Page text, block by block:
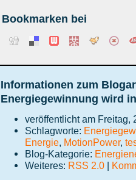
Bookmarken bei
Informationen zum
Energiegewinnung wird
veröffentlicht am Freitag,
Schlagworte:
Energie, MotionPower,
Blog-Kategorie:
Weiteres: RSS 2.0 |